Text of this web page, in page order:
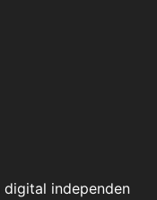
digital independen